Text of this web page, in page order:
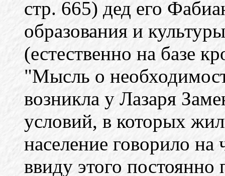
стр. 665) дед его
образования и
(естественно на базе
"Мысль о
возникла у Лазаря
условий, в которых
население говорило на
ввиду этого постоянно